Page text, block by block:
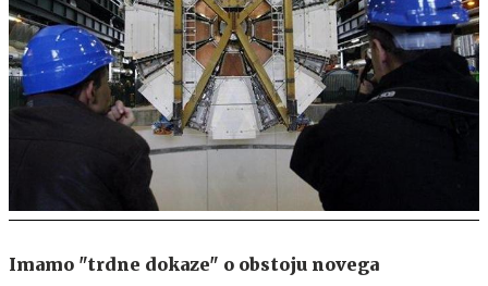
Imamo "trdne dokaze" o obstoju novega